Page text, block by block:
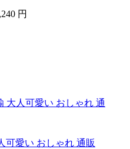
円
可愛い おしゃれ 通販